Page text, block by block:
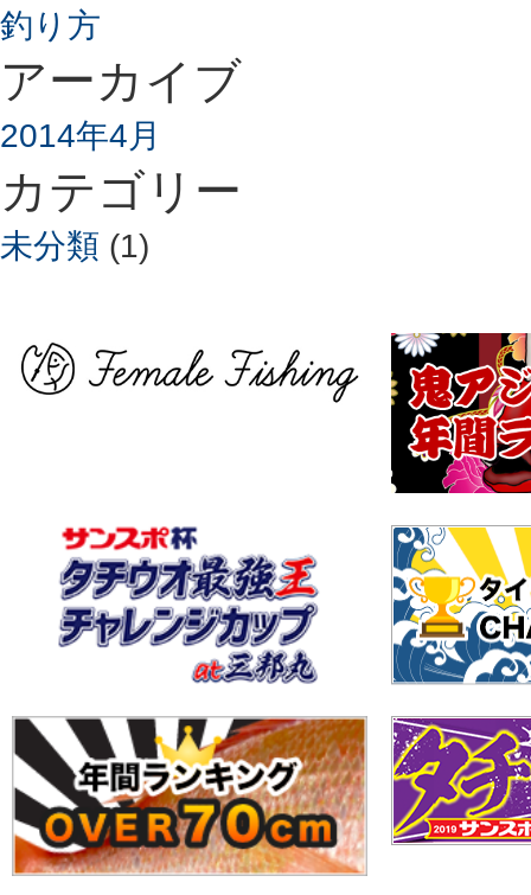
釣り方
アーカイブ
2014年4月
カテゴリー
未分類 (1)